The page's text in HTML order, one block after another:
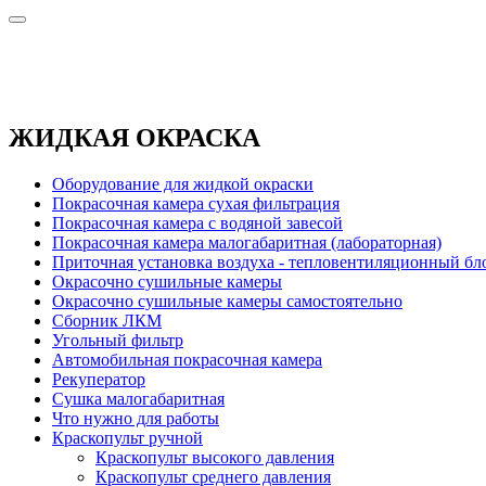
ЖИДКАЯ ОКРАСКА
Оборудование для жидкой окраски
Покрасочная камера сухая фильтрация
Покрасочная камера с водяной завесой
Покрасочная камера малогабаритная (лабораторная)
Приточная установка воздуха - тепловентиляционный
Окрасочно сушильные камеры
Окрасочно сушильные камеры самостоятельно
Сборник ЛКМ
Угольный фильтр
Автомобильная покрасочная камера
Рекуператор
Сушка малогабаритная
Что нужно для работы
Краскопульт ручной
Краскопульт высокого давления
Краскопульт среднего давления